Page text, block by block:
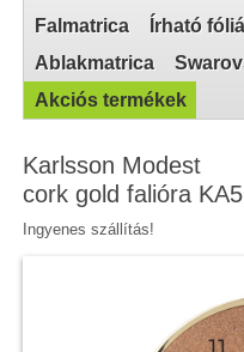
Falmatrica
Írható
Ablakmatrica
Akciós termékek
Karlsson Modest
cork gold falióra
Ingyenes szállítás!